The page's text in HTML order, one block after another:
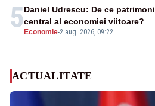
5 Economie-2 aug. 2026, 09:22
Daniel Udrescu: De ce
central al economiei viitoare?
ACTUALITATE